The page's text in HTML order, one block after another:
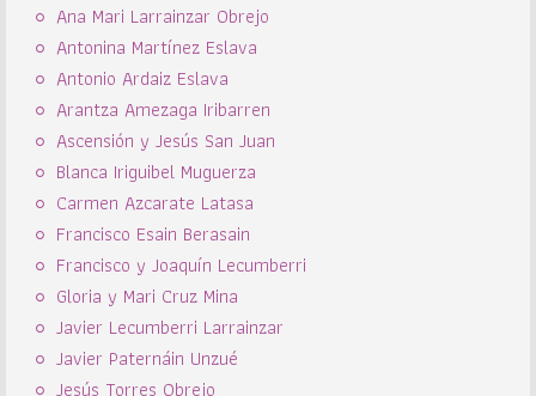
Ana Mari Larrainzar Obrejo
Antonina Martínez Eslava
Antonio Ardaiz Eslava
Arantza Amezaga Iribarren
Ascensión y Jesús San Juan
Blanca Iriguibel Muguerza
Carmen Azcarate Latasa
Francisco Esain Berasain
Francisco y Joaquín Lecumberri
Gloria y Mari Cruz Mina
Javier Lecumberri Larrainzar
Javier Paternáin Unzué
Jesús Torres Obrejo